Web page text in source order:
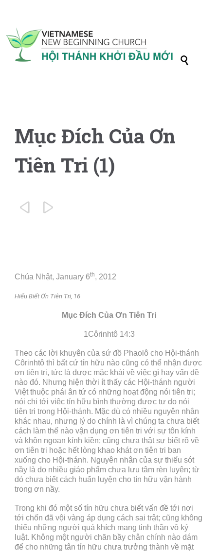

Mục Đích Của Ơn
Tiên Tri (1)
 
Chúa Nhật, January 6th, 2012
Hiểu Biết Ơn Tiên Tri, 16
Mục Đích Của Ơn Tiên Tri
1Côrinhtô 14:3
Theo các lời khuyên của sứ đồ Phaolô cho Hội-thánh
Côrinhtô thì bất cứ tín hữu nào cũng có thể nhận được
ơn tiên tri, tức là được mặc khải về việc gì hay vấn đề
nào đó. Nhưng hiện thời ít thấy các Hội-thánh người
Việt thuộc phái ân tứ có những hoạt động nói tiên tri;
nói chi tới việc tín hữu bình thường được tự do nói
tiên tri trong Hội-thánh. Mặc dù có nhiều nguyên nhân
khác nhau, nhưng lý do chính là vì chúng ta chưa biết
cách làm thế nào vận dụng ơn tiên tri với sự tôn kính
và khôn ngoan kỉnh kiền; cũng chưa thật sự biết rõ về
ơn tiên tri hoặc hết lòng khao khát ơn tiên tri ban
xuống cho Hội-thánh. Nguyên nhân của sự thiếu sót
nầy là do nhiều giáo phẩm chưa lưu tâm rèn luyện; từ
đó chưa biết cách huấn luyện cho tín hữu vận hành
trong ơn nầy.
Trong khi đó một số tín hữu chưa biết vấn đề tới nơi
tới chốn đã vội vàng áp dụng cách sai trật; cũng không
thiếu những người quá khích mang tinh thần vô kỷ
luật. Không một người chăn bầy chân chính nào dám
để cho những tân tín hữu chưa trưởng thành về mặt